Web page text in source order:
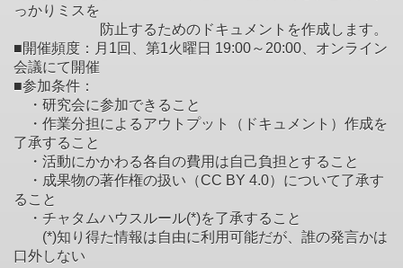
っかりミスを
防止するためのドキュメントを作成します。
■開催頻度：月1回、第1火曜日 19:00～20:00、オンライン
会議にて開催
■参加条件：
・研究会に参加できること
・作業分担によるアウトプット（ドキュメント）作成を
了承すること
・活動にかかわる各自の費用は自己負担とすること
・成果物の著作権の扱い（CC BY 4.0）について了承す
ること
・チャタムハウスルール(*)を了承すること
(*)知り得た情報は自由に利用可能だが、誰の発言かは
口外しない